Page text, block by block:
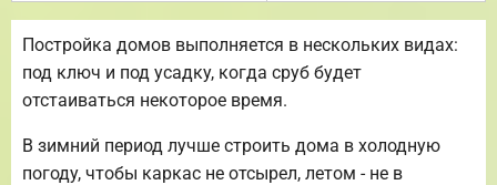
Постройка домов выполняется в нескольких видах:
под ключ и под усадку, когда сруб будет
отстаиваться некоторое время.
В зимний период лучше строить дома в холодную
погоду, чтобы каркас не отсырел, летом - не в